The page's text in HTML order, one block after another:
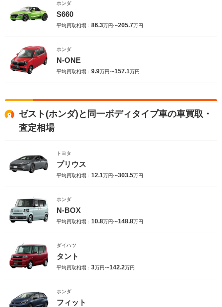
ホンダ
S660
平均買取相場： 86.3万円〜205.7万円
ホンダ
N-ONE
平均買取相場： 9.9万円〜157.1万円
ゼスト(ホンダ)と同一ボディタイプ車の車買取・
査定相場
トヨタ
プリウス
平均買取相場： 12.1万円〜303.5万円
ホンダ
N-BOX
平均買取相場： 10.8万円〜148.8万円
ダイハツ
タント
平均買取相場： 3万円〜142.2万円
ホンダ
フィット